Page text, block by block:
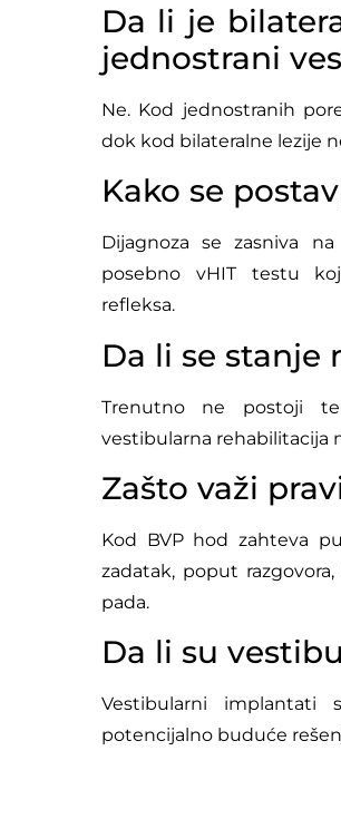
Da li je
jednostrani
Ne. Kod jednostranih
dok kod bilateralne lezije
Kako se
Dijagnoza se zasniva
posebno vHIT testu
refleksa.
Da li se stanje
Trenutno ne postoji
vestibularna rehabilitacija
Zašto važi
Kod BVP hod zahteva
zadatak, poput
pada.
Da li su
Vestibularni implantati
potencijalno buduće